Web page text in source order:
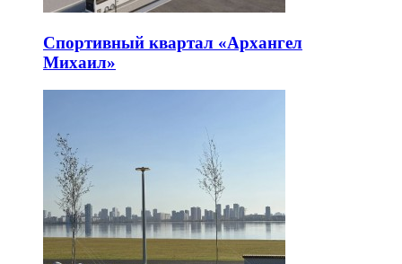
Спортивный квартал «Архангел
Михаил»